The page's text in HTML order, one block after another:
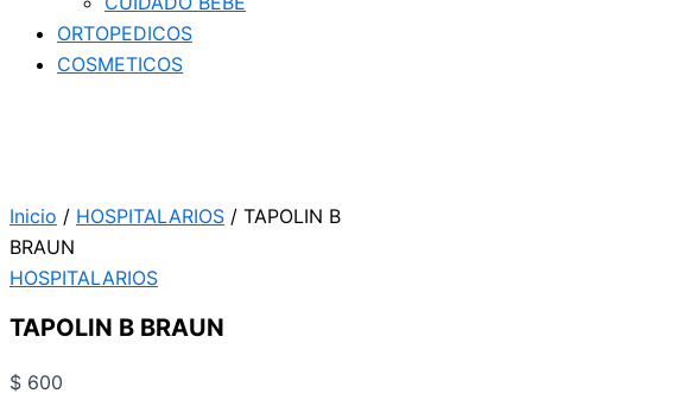
ORTOPEDICOS
COSMETICOS
Inicio / HOSPITALARIOS / TAPOLIN B
BRAUN
HOSPITALARIOS
TAPOLIN B BRAUN
$ 600